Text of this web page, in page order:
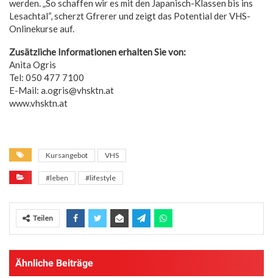
werden. „So schaffen wir es mit den Japanisch-Klassen bis ins
Lesachtal“, scherzt Gfrerer und zeigt das Potential der VHS-
Onlinekurse auf.
Zusätzliche Informationen erhalten Sie von:
Anita Ogris
Tel: 050 477 7100
E-Mail: a.ogris@vhsktn.at
www.vhsktn.at
Kursangebot VHS
#leben #lifestyle
Teilen
Ähnliche Beiträge